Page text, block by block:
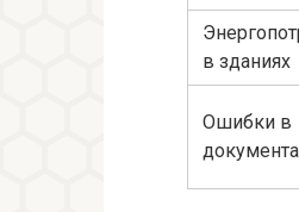
в зданиях
Ошибки в